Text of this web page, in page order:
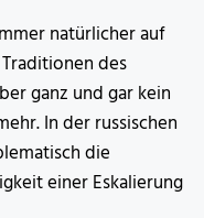
natürlicher auf
des
ganz und gar kein
In der russischen
die
einer Eskalierung